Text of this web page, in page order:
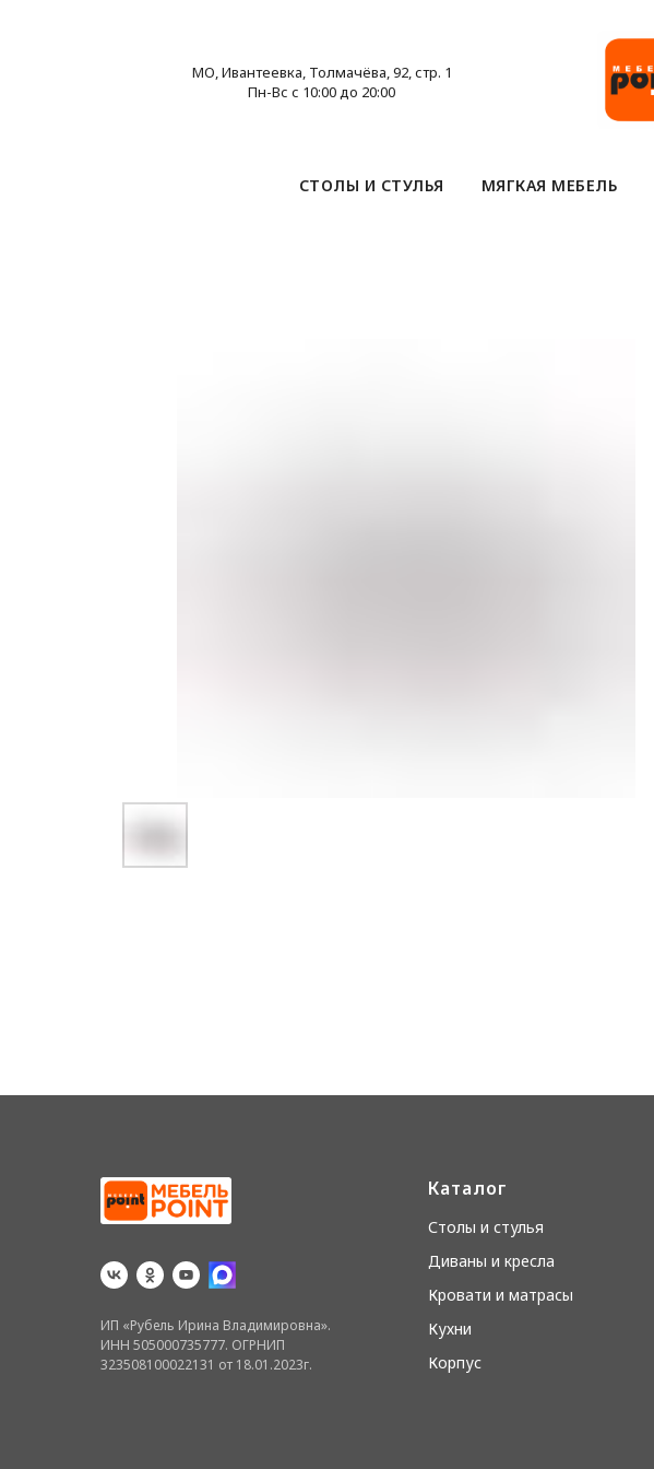
МО, Ивантеевка, Толмачёва, 92, стр. 1
Пн-Вс с 10:00 до 20:00
СТОЛЫ И СТУЛЬЯ МЯГКАЯ МЕБЕЛЬ
ИП «Рубель Ирина Владимировна».
ИНН 505000735777. ОГРНИП
323508100022131 от 18.01.2023г.
Каталог
Столы и стулья
Диваны и кресла
Кровати и матрасы
Кухни
Корпус